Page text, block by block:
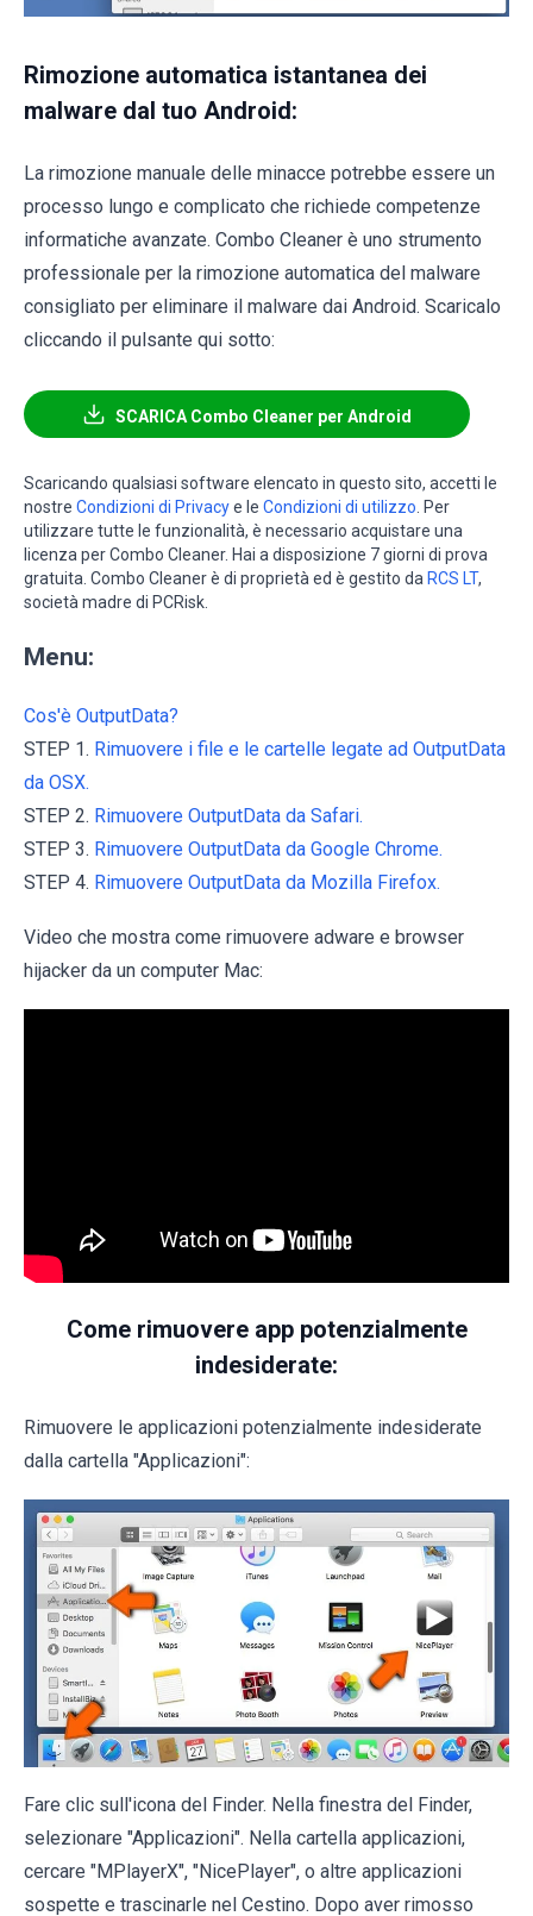
Rimozione automatica istantanea dei
malware dal tuo Android:
La rimozione manuale delle minacce potrebbe essere un
processo lungo e complicato che richiede competenze
informatiche avanzate. Combo Cleaner è uno strumento
professionale per la rimozione automatica del malware
consigliato per eliminare il malware dai Android. Scaricalo
cliccando il pulsante qui sotto:
SCARICA Combo Cleaner per Android
Scaricando qualsiasi software elencato in questo sito, accetti le
nostre Condizioni di Privacye le Condizioni di utilizzo . Per
utilizzare tutte le funzionalità, è necessario acquistare una
licenza per Combo Cleaner. Hai a disposizione 7 giorni di prova
gratuita. Combo Cleaner è di proprietà ed è gestito da RCS LT,
società madre di PCRisk.
Menu:
Cos'è OutputData?
STEP 1. Rimuovere i file e le cartelle legate ad OutputData
da OSX.
STEP 2. Rimuovere OutputData da Safari.
STEP 3. Rimuovere OutputData da Google Chrome.
STEP 4. Rimuovere OutputData da Mozilla Firefox.
Video che mostra come rimuovere adware e browser
hijacker da un computer Mac:
Come rimuovere app potenzialmente
indesiderate:
Rimuovere le applicazioni potenzialmente indesiderate
dalla cartella "Applicazioni":
Fare clic sull'icona del Finder. Nella finestra del Finder,
selezionare "Applicazioni". Nella cartella applicazioni,
cercare "MPlayerX", "NicePlayer", o altre applicazioni
sospette e trascinarle nel Cestino. Dopo aver rimosso